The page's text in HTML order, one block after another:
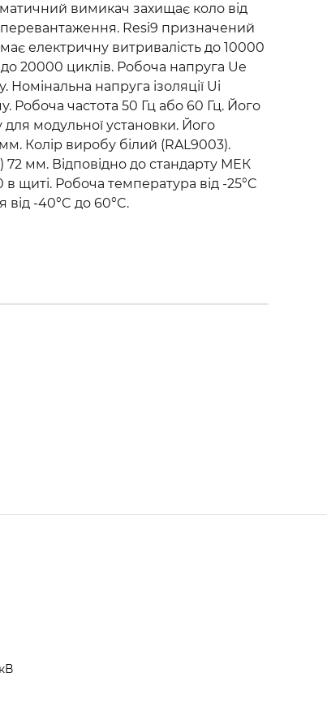
вимикач захищає коло від
Resi9 призначений
електричну витривалість до 10000
до 20000 циклів. Робоча напруга Ue
Номінальна напруга ізоляції Ui
Робоча частота 50 Гц або 60 Гц. Його
модульної установки. Його
Колір виробу білий (RAL9003).
72 мм. Відповідно до стандарту МЕК
в щиті. Робоча температура від -25°C
від -40°C до 60°C.